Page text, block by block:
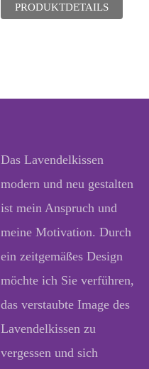
PRODUKTDETAILS
Das Lavendelkissen
modern und neu gestalten
ist mein Anspruch und
meine Motivation. Durch
ein zeitgemäßes Design
möchte ich Sie verführen,
das verstaubte Image des
Lavendelkissen zu
vergessen und sich